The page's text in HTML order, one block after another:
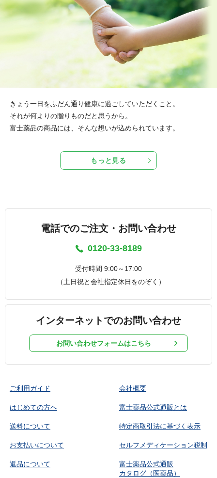
きょう一日をふだん通り健康に過ごしていただくこと。
それが何よりの贈りものだと思うから。
富士薬品の商品には、そんな想いが込められています。
もっと見る
電話でのご注文・お問い合わせ
0120-33-8189
受付時間 9:00～17:00
（土日祝と会社指定休日をのぞく）
インターネットでのお問い合わせ
お問い合わせフォームはこちら
ご利用ガイド
はじめての方へ
送料について
お支払いについて
返品について
会社概要
富士薬品公式通販とは
特定商取引法に基づく表示
セルフメディケーション税制
富士薬品公式通販
カタログ（医薬品）